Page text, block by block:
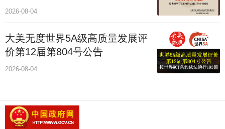
2026-08-04
大美无度世界5A级高质量发展评
价第12届第804号公告
2026-08-04